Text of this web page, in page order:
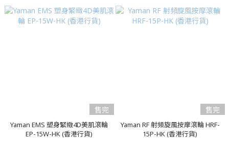
售完
Yaman EMS 塑身緊緻4D美肌滾輪
EP-15W-HK (香港行貨)
售完
Yaman RF 射頻旋風按摩滾輪 HRF-
15P-HK (香港行貨)